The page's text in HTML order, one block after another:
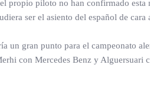
propio piloto no han confirmado
ser el asiento del español de
un gran punto para el campeonato
con Mercedes Benz y Alguersuari